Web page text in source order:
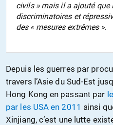
civils » mais il a ajouté que
discriminatoires et
des « mesures extrêmes ».
Depuis les guerres par
travers l’Asie du Sud-Est
Hong Kong en passant par
par les USA en 2011 ainsi
Xinjiang, c’est une lutte